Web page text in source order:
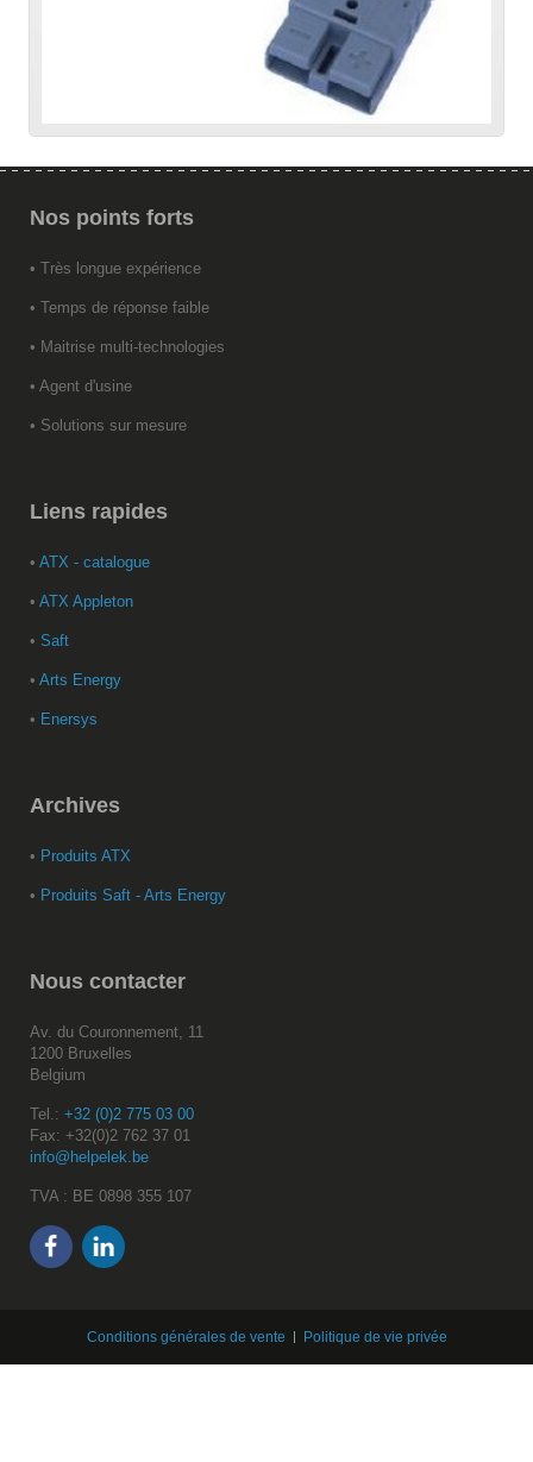
Nos points forts
• Très longue expérience
• Temps de réponse faible
• Maitrise multi-technologies
• Agent d'usine
• Solutions sur mesure
Liens rapides
• ATX - catalogue
• ATX Appleton
• Saft
• Arts Energy
• Enersys
Archives
• Produits ATX
• Produits Saft - Arts Energy
Nous contacter
Av. du Couronnement, 11
1200 Bruxelles
Belgium
Tel.: +32 (0)2 775 03 00
Fax: +32(0)2 762 37 01
info@helpelek.be
TVA : BE 0898 355 107
Conditions générales de vente Politique de vie privée